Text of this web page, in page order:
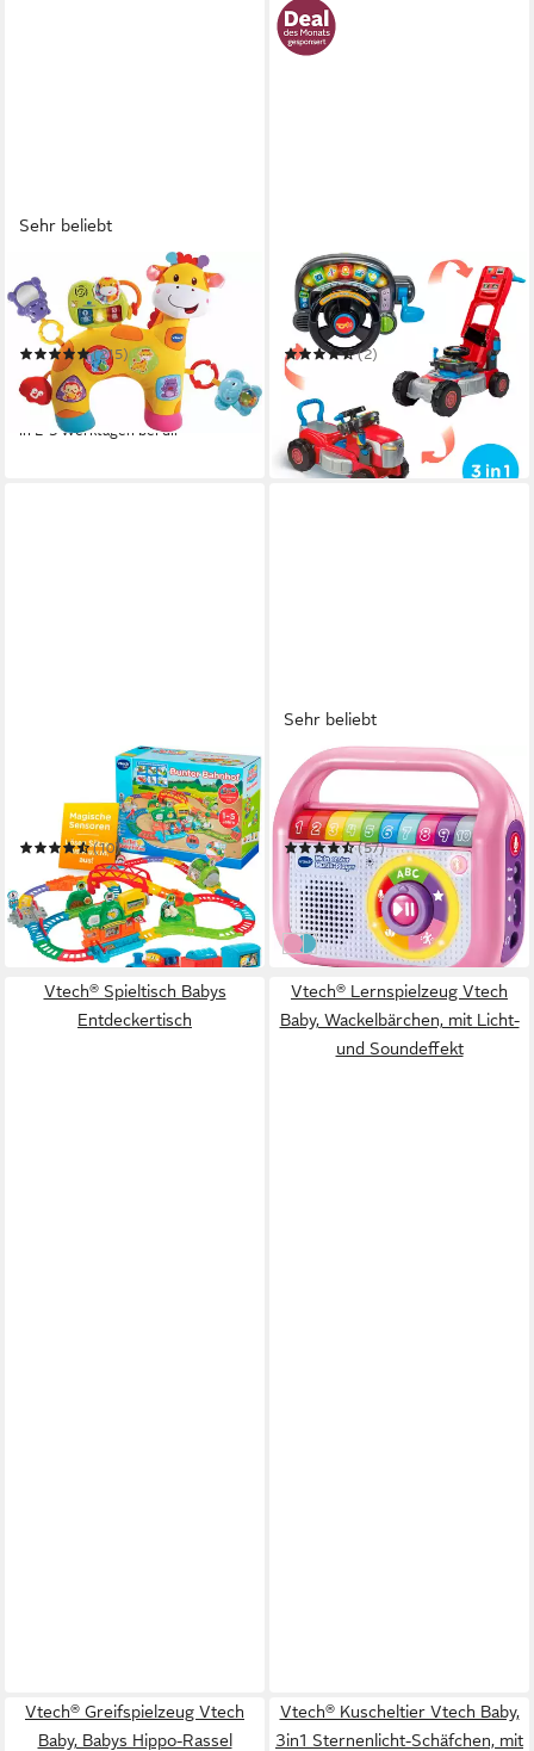
Sehr beliebt
VTECH®
Greifspielzeug VTechBaby,
Giraffenkissen
(215)
ab 25,99 € UVP34,99 €
-26%
in 2-3 Werktagen bei dir
VTECH®
Lernspielzeug Babys 3-in-1
Traktor & Rasenmäher
(2)
ab 45,99 € UVP59,99 €
nur diesen Monat
-23%
in 2-4 Werktagen bei dir
Spielwelt Tut Tut Baby
Flitzer - Bunter Bahnhof
(10)
ab 47,58 € UVP59,99 €
-21%
in 2-4 Werktagen bei dir
Sehr beliebt
VTECH®
Lernspielzeug Vtech Baby,
Mein erster Musik-Player
(57)
25,56 € UVP29,99 €
-15%
in 1-2 Werktagen bei dir
pinkblau
Vtech® Spieltisch Babys
Entdeckertisch
Vtech® Lernspielzeug Vtech
Baby, Wackelbärchen, mit Licht-
und Soundeffekt
Vtech® Greifspielzeug Vtech
Baby, Babys Hippo-Rassel
Vtech® Kuscheltier Vtech Baby,
3in1 Sternenlicht-Schäfchen, mit